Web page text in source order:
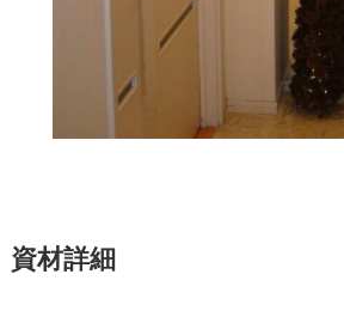
資材詳細